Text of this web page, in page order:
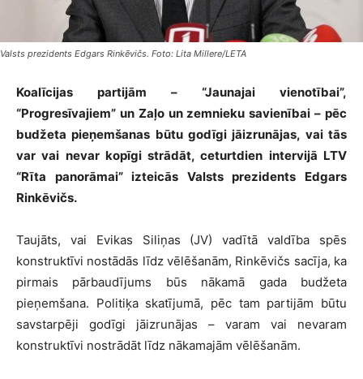
Valsts prezidents Edgars Rinkēvičs. Foto: Lita Millere/LETA
Koalīcijas partijām – “Jaunajai vienotībai”,
“Progresīvajiem” un Zaļo un zemnieku savienībai – pēc
budžeta pieņemšanas būtu godīgi jāizrunājas, vai tās
var vai nevar kopīgi strādāt, ceturtdien intervijā LTV
“Rīta panorāmai” izteicās Valsts prezidents Edgars
Rinkēvičs.
Taujāts, vai Evikas Siliņas (JV) vadītā valdība spēs
konstruktīvi nostādās līdz vēlēšanām, Rinkēvičs sacīja, ka
pirmais pārbaudījums būs nākamā gada budžeta
pieņemšana. Politiķa skatījumā, pēc tam partijām būtu
savstarpēji godīgi jāizrunājas – varam vai nevaram
konstruktīvi nostrādāt līdz nākamajām vēlēšanām.